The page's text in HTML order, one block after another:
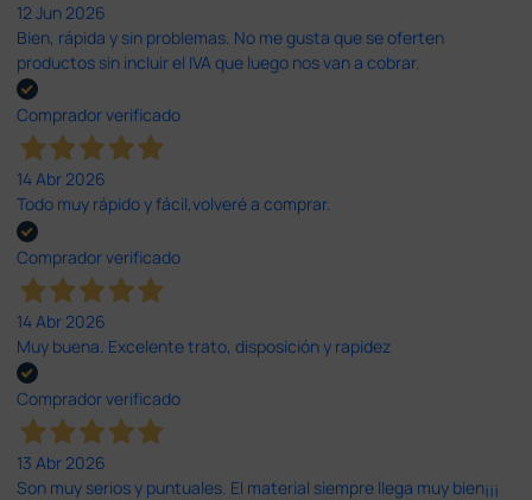
12 Jun 2026
Bien, rápida y sin problemas. No me gusta que se oferten
productos sin incluir el IVA que luego nos van a cobrar.
Comprador verificado
14 Abr 2026
Todo muy rápido y fácil,volveré a comprar.
Comprador verificado
14 Abr 2026
Muy buena. Excelente trato, disposición y rapidez
Comprador verificado
13 Abr 2026
Son muy serios y puntuales. El material siempre llega muy bien¡¡¡